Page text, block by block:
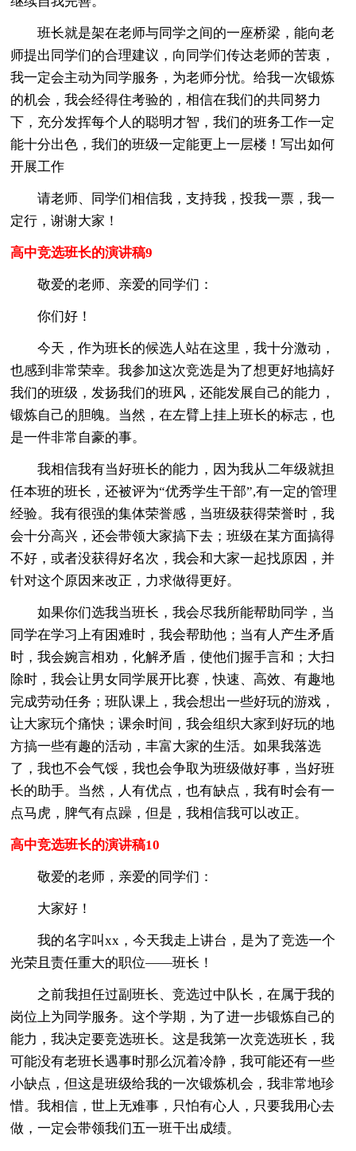
班长就是架在老师与同学之间的一座桥梁，能向老
师提出同学们的合理建议，向同学们传达老师的苦衷，
我一定会主动为同学服务，为老师分忧。给我一次锻炼
的机会，我会经得住考验的，相信在我们的共同努力
下，充分发挥每个人的聪明才智，我们的班务工作一定
能十分出色，我们的班级一定能更上一层楼！写出如何
开展工作
请老师、同学们相信我，支持我，投我一票，我一
定行，谢谢大家！
高中竞选班长的演讲稿9
敬爱的老师、亲爱的同学们：
你们好！
今天，作为班长的候选人站在这里，我十分激动，
也感到非常荣幸。我参加这次竞选是为了想更好地搞好
我们的班级，发扬我们的班风，还能发展自己的能力，
锻炼自己的胆魄。当然，在左臂上挂上班长的标志，也
是一件非常自豪的事。
我相信我有当好班长的能力，因为我从二年级就担
任本班的班长，还被评为“优秀学生干部”,有一定的管理
经验。我有很强的集体荣誉感，当班级获得荣誉时，我
会十分高兴，还会带领大家搞下去；班级在某方面搞得
不好，或者没获得好名次，我会和大家一起找原因，并
针对这个原因来改正，力求做得更好。
如果你们选我当班长，我会尽我所能帮助同学，当
同学在学习上有困难时，我会帮助他；当有人产生矛盾
时，我会婉言相劝，化解矛盾，使他们握手言和；大扫
除时，我会让男女同学展开比赛，快速、高效、有趣地
完成劳动任务；班队课上，我会想出一些好玩的游戏，
让大家玩个痛快；课余时间，我会组织大家到好玩的地
方搞一些有趣的活动，丰富大家的生活。如果我落选
了，我也不会气馁，我也会争取为班级做好事，当好班
长的助手。当然，人有优点，也有缺点，我有时会有一
点马虎，脾气有点躁，但是，我相信我可以改正。
高中竞选班长的演讲稿10
敬爱的老师，亲爱的同学们：
大家好！
我的名字叫xx，今天我走上讲台，是为了竞选一个
光荣且责任重大的职位——班长！
之前我担任过副班长、竞选过中队长，在属于我的
岗位上为同学服务。这个学期，为了进一步锻炼自己的
能力，我决定要竞选班长。这是我第一次竞选班长，我
可能没有老班长遇事时那么沉着冷静，我可能还有一些
小缺点，但这是班级给我的一次锻炼机会，我非常地珍
惜。我相信，世上无难事，只怕有心人，只要我用心去
做，一定会带领我们五一班干出成绩。